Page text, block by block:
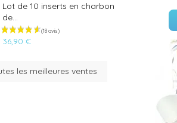
Lot de 10 inserts en charbon
de...
36,90 €
les meilleures ventes